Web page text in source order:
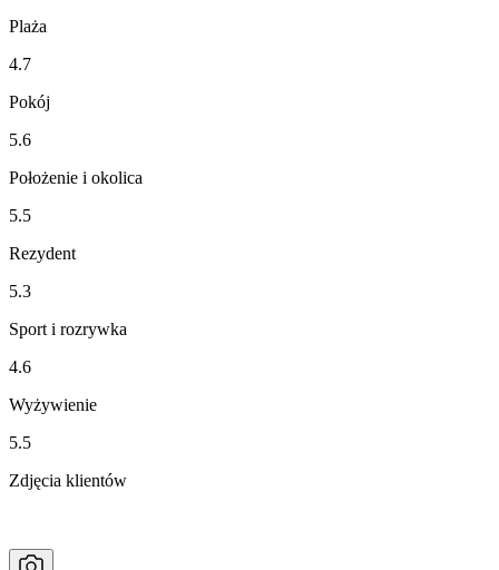
Plaża
4.7
Pokój
5.6
Położenie i okolica
5.5
Rezydent
5.3
Sport i rozrywka
4.6
Wyżywienie
5.5
Zdjęcia klientów